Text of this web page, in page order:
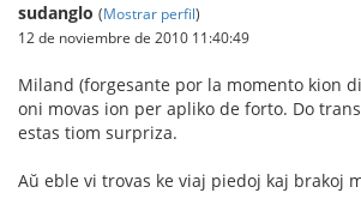
sudanglo (Mostrar perfil)
12 de noviembre de 2010 11:40:49
Miland (forgesante por la momento kion
oni movas ion per apliko de forto. Do
estas tiom surpriza.
Aŭ eble vi trovas ke viaj piedoj kaj brakoj